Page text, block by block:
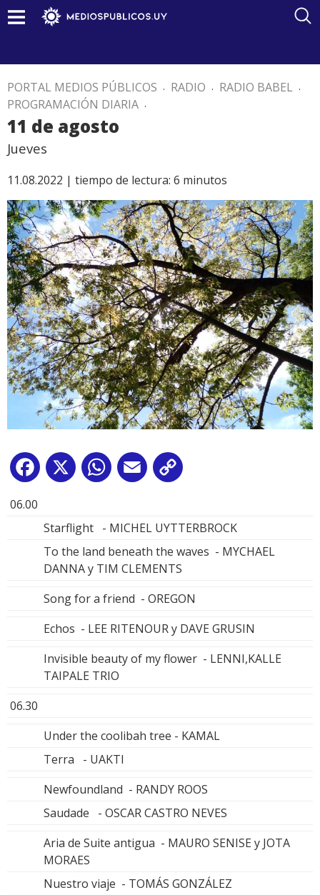
PORTAL MEDIOS PÚBLICOS . RADIO . RADIO BABEL .
PROGRAMACIÓN DIARIA .
11 de agosto
Jueves
11.08.2022 | tiempo de lectura: 6 minutos
Facebook
X WhatsApp
Email
06.00
Starflight - MICHEL UYTTERBROCK
To the land beneath the waves - MYCHAEL
DANNA y TIM CLEMENTS
Song for a friend - OREGON
Echos - LEE RITENOUR y DAVE GRUSIN
Invisible beauty of my flower - LENNI,KALLE
TAIPALE TRIO
06.30
Under the coolibah tree - KAMAL
Terra - UAKTI
Newfoundland - RANDY ROOS
Saudade - OSCAR CASTRO NEVES
Aria de Suite antigua - MAURO SENISE y JOTA
MORAES
Nuestro viaje - TOMÁS GONZÁLEZ